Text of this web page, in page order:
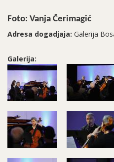
Foto: Vanja Čerimagić
Adresa dogadjaja: Galerija
Galerija: